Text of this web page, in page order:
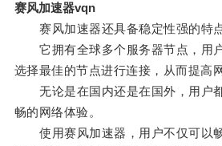
赛风加速器vqn
赛风加速器还具备稳定性强的特点
它拥有全球多个服务器节点，用
选择最佳的节点进行连接，从而提高
无论是在国内还是在国外，用户
畅的网络体验。
使用赛风加速器，用户不仅可以畅